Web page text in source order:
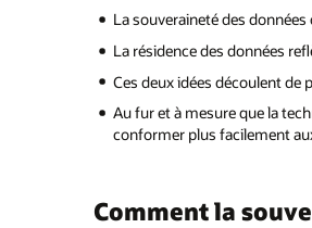
La souveraineté des
La résidence des données
Ces deux idées découlent
Au fur et à mesure que la
conformer plus facilement
Comment la